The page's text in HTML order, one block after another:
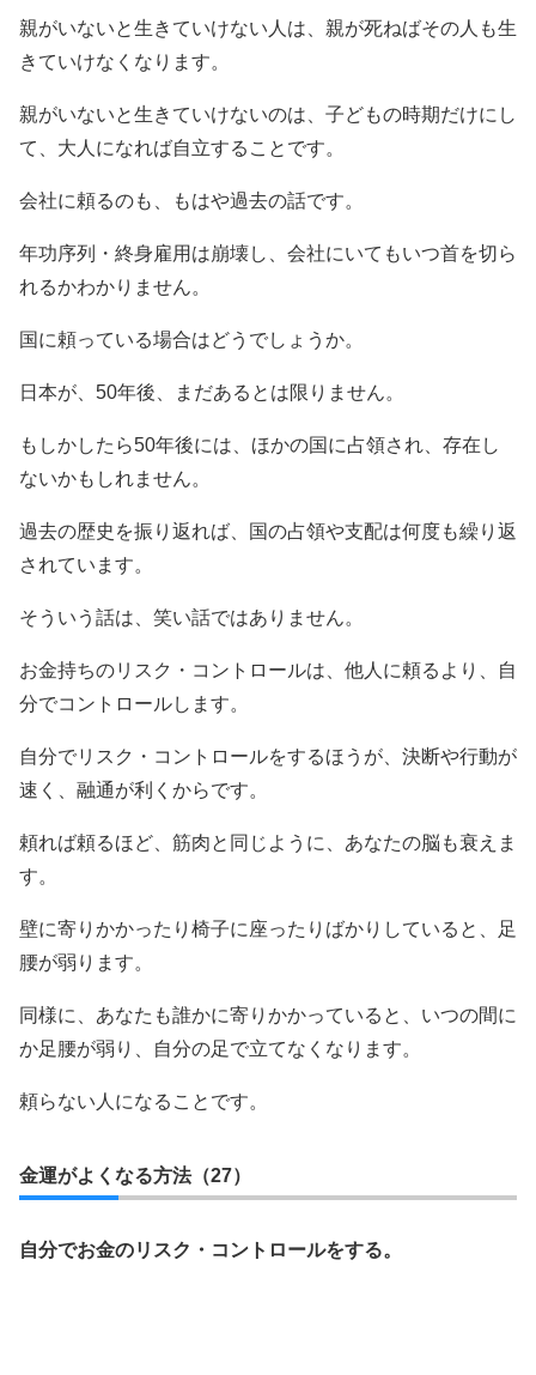
親がいないと生きていけない人は、親が死ねばその人も生
きていけなくなります。
親がいないと生きていけないのは、子どもの時期だけにし
て、大人になれば自立することです。
会社に頼るのも、もはや過去の話です。
年功序列・終身雇用は崩壊し、会社にいてもいつ首を切ら
れるかわかりません。
国に頼っている場合はどうでしょうか。
日本が、50年後、まだあるとは限りません。
もしかしたら50年後には、ほかの国に占領され、存在し
ないかもしれません。
過去の歴史を振り返れば、国の占領や支配は何度も繰り返
されています。
そういう話は、笑い話ではありません。
お金持ちのリスク・コントロールは、他人に頼るより、自
分でコントロールします。
自分でリスク・コントロールをするほうが、決断や行動が
速く、融通が利くからです。
頼れば頼るほど、筋肉と同じように、あなたの脳も衰えま
す。
壁に寄りかかったり椅子に座ったりばかりしていると、足
腰が弱ります。
同様に、あなたも誰かに寄りかかっていると、いつの間に
か足腰が弱り、自分の足で立てなくなります。
頼らない人になることです。
金運がよくなる方法（27）
自分でお金のリスク・コントロールをする。